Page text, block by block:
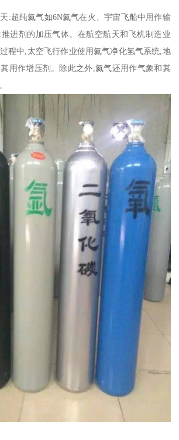
:超纯氦气如6N氦气在火、宇宙飞船中用作输
进剂的加压气体。在航空航天和飞机制造业
程中,太空飞行作业使用氦气净化氢气系统,地
用作增压剂。除此之外,氦气还用作气象和其